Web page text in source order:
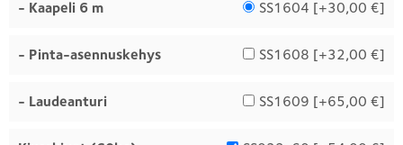
- Kaapeli 6 m SS1604 [+30,00 €]
- Pinta-asennuskehys SS1608 [+32,00 €]
- Laudeanturi SS1609 [+65,00 €]